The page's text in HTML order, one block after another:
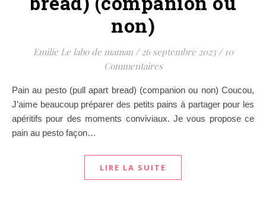
non)
Emilie Le labo de maman / 26 septembre 2023 / 10
Commentaires
Pain au pesto (pull apart bread) (companion ou non) Coucou,
J’aime beaucoup préparer des petits pains à partager pour les
apéritifs pour des moments conviviaux. Je vous propose ce
pain au pesto façon…
LIRE LA SUITE